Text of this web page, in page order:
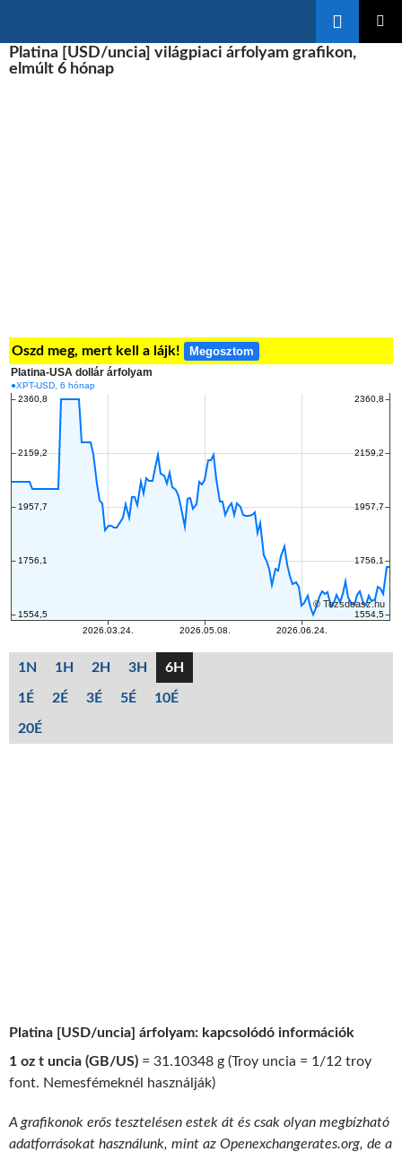
A
TARTALOMBA
Platina [USD/uncia] világpiaci árfolyam grafikon,
elmúlt 6 hónap
Oszd meg, mert kell a lájk! Megosztom
1N 1H 2H 3H 6H
1É 2É 3É 5É 10É
20É
Platina [USD/uncia] árfolyam: kapcsolódó információk
1 oz t uncia (GB/US) = 31.10348 g (Troy uncia = 1/12 troy
font. Nemesfémeknél használják)
A grafikonok erős tesztelésen estek át és csak olyan megbízható
adatforrásokat használunk, mint az Openexchangerates.org, de a